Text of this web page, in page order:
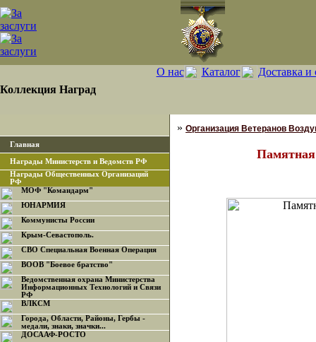
Коллекция Наград
О нас Каталог Доставка и
Главная
Награды Министерств и Ведомств РФ
Награды Общественных Организаций
РФ
МОФ "Командарм"
ЮНАРМИЯ
Коммунисты России
Крым-Севастополь.
СВО Специальная Военная Операция
ВООВ "Боевое братство"
Ведомственная охрана Министерства
Информационных Технологий и Связи
РФ
ВЛКСМ
Города, Области, Районы, Гербы -
медали, знаки, значки...
ДОСААФ-РОСТО
» Организация Ветеранов